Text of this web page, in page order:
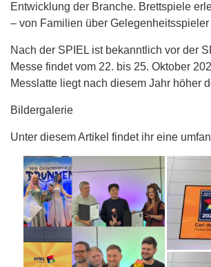
Entwicklung der Branche. Brettspiele
– von Familien über
Nach der SPIEL ist bekanntlich vor der
Messe findet vom 22. bis 25. Oktober
Messlatte liegt nach diesem Jahr höher
Bildergalerie
Unter diesem Artikel findet ihr eine